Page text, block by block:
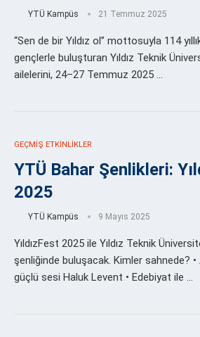
YTÜ Kampüs 21 Temmuz 2025
“Sen de bir Yıldız ol” mottosuyla 114
gençlerle buluşturan Yıldız Teknik
ailelerini, 24–27 Temmuz 2025 …
GEÇMIŞ ETKINLIKLER
YTÜ Bahar Şenlikleri:
2025
YTÜ Kampüs 9 Mayıs 2025
YıldızFest 2025 ile Yıldız Teknik
şenliğinde buluşacak. Kimler sahnede? •
güçlü sesi Haluk Levent • Edebiyat ile …